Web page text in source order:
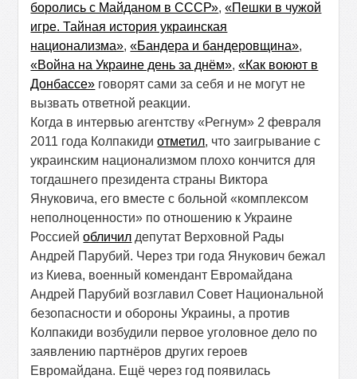
боролись с Майданом в СССР»,«Пешки в чужой
игре. Тайная история украинская
национализма»,«Бандера и бандеровщина»,
«Война на Украине день за днём»,«Как воюют в
Донбассе» говорят сами за себя и не могут не
вызвать ответной реакции.
Когда в интервью агентству «Регнум» 2 февраля
2011 года Колпакидиотметил, что заигрывание с
украинским национализмом плохо кончится для
тогдашнего президента страны Виктора
Януковича, его вместе с больной «комплексом
неполноценности» по отношению к Украине
Россиейобличил депутат Верховной Рады
Андрей Парубий. Через три года Янукович бежал
из Киева, военный комендант Евромайдана
Андрей Парубий возглавил Совет Национальной
безопасности и обороны Украины, а против
Колпакиди возбудили первое уголовное дело по
заявлению партнёров других героев
Евромайдана. Ещё через год появилась